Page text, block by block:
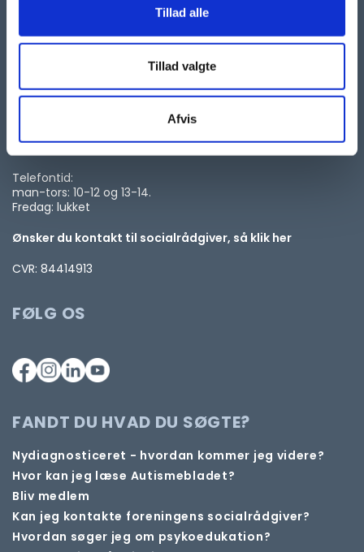
Tillad alle
Tillad valgte
Afvis
Taastrup Hovedgade 101, 2.
2630 Taastrup
kontor@autismeforening.dk
Telefon70 25 30 65
Telefontid:
man-tors: 10-12 og 13-14.
Fredag: lukket
Ønsker du kontakt til socialrådgiver, så klik her
CVR: 84414913
FØLG OS
FANDT DU HVAD DU SØGTE?
Nydiagnosticeret - hvordan kommer jeg videre?
Hvor kan jeg læse Autismebladet?
Bliv medlem
Kan jeg kontakte foreningens socialrådgiver?
Hvordan søger jeg om psykoedukation?